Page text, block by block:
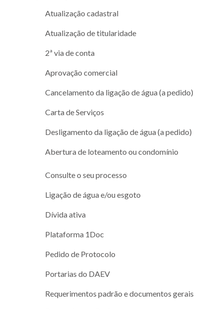
Atualização cadastral
Atualização de titularidade
2ª via de conta
Aprovação comercial
Cancelamento da ligação de água (a pedido)
Carta de Serviços
Desligamento da ligação de água (a pedido)
Abertura de loteamento ou condomínio
Consulte o seu processo
Ligação de água e/ou esgoto
Dívida ativa
Plataforma 1Doc
Pedido de Protocolo
Portarias do DAEV
Requerimentos padrão e documentos gerais